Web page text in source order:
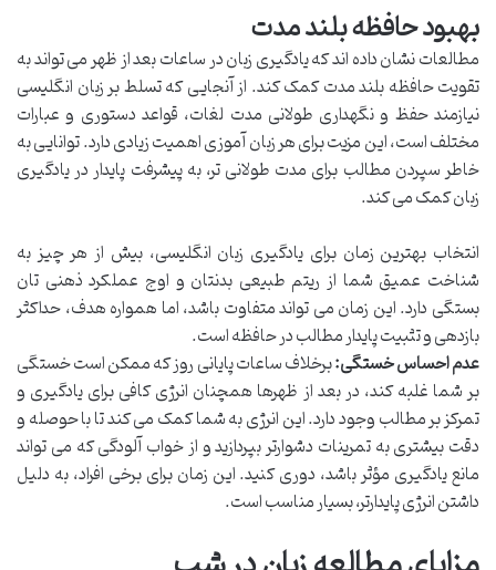
بهبود حافظه بلند مدت
مطالعات نشان داده اند که یادگیری زبان در ساعات بعد از ظهر می تواند به
تقویت حافظه بلند مدت کمک کند. از آنجایی که تسلط بر زبان انگلیسی
نیازمند حفظ و نگهداری طولانی مدت لغات، قواعد دستوری و عبارات
مختلف است، این مزیت برای هر زبان آموزی اهمیت زیادی دارد. توانایی به
خاطر سپردن مطالب برای مدت طولانی تر، به پیشرفت پایدار در یادگیری
زبان کمک می کند.
انتخاب بهترین زمان برای یادگیری زبان انگلیسی، بیش از هر چیز به
شناخت عمیق شما از ریتم طبیعی بدنتان و اوج عملکرد ذهنی تان
بستگی دارد. این زمان می تواند متفاوت باشد، اما همواره هدف، حداکثر
بازدهی و تثبیت پایدار مطالب در حافظه است.
عدم احساس خستگی:برخلاف ساعات پایانی روز که ممکن است خستگی
بر شما غلبه کند، در بعد از ظهرها همچنان انرژی کافی برای یادگیری و
تمرکز بر مطالب وجود دارد. این انرژی به شما کمک می کند تا با حوصله و
دقت بیشتری به تمرینات دشوارتر بپردازید و از خواب آلودگی که می تواند
مانع یادگیری مؤثر باشد، دوری کنید. این زمان برای برخی افراد، به دلیل
داشتن انرژی پایدارتر، بسیار مناسب است.